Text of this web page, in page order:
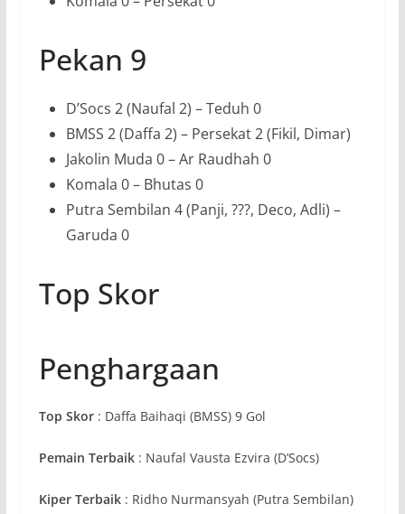
Pekan 9
D’Socs 2 (Naufal 2) – Teduh 0
BMSS 2 (Daffa 2) – Persekat 2 (Fikil, Dimar)
Jakolin Muda 0 – Ar Raudhah 0
Komala 0 – Bhutas 0
Putra Sembilan 4 (Panji, ???, Deco, Adli) –
Garuda 0
Top Skor
Penghargaan
Top Skor: Daffa Baihaqi (BMSS) 9 Gol
Pemain Terbaik: Naufal Vausta Ezvira (D’Socs)
Kiper Terbaik: Ridho Nurmansyah (Putra Sembilan)